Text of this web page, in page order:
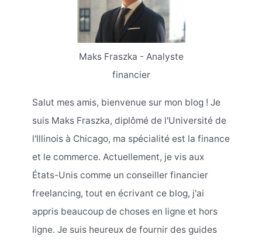
Maks Fraszka - Analyste
financier
Salut mes amis, bienvenue sur mon blog ! Je
suis Maks Fraszka, diplômé de l'Université de
l'Illinois à Chicago, ma spécialité est la finance
et le commerce. Actuellement, je vis aux
États-Unis comme un conseiller financier
freelancing, tout en écrivant ce blog, j'ai
appris beaucoup de choses en ligne et hors
ligne. Je suis heureux de fournir des guides